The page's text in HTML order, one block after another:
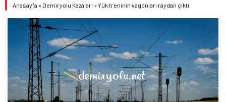
Anasayfa » Demiryolu Kazaları »Yük treninin vagonları raydan çıktı